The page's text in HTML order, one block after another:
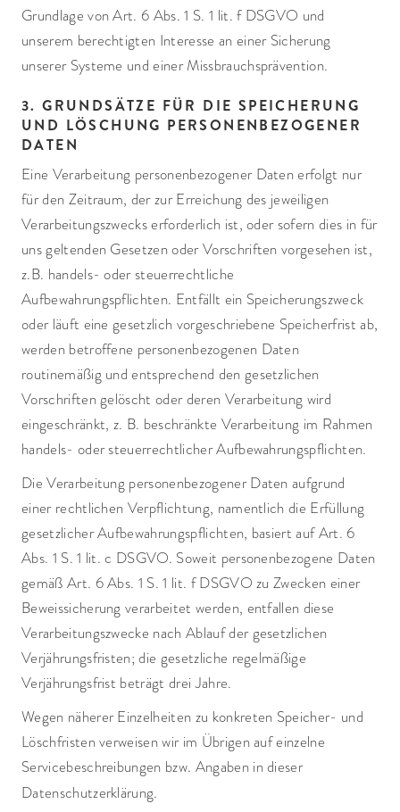
Grundlage von Art. 6 Abs. 1 S. 1 lit. f DSGVO und
unserem berechtigten Interesse an einer Sicherung
unserer Systeme und einer Missbrauchs­prävention.
3. GRUNDSÄTZE FÜR DIE SPEICHERUNG
UND LÖSCHUNG PERSONENBEZOGENER
DATEN
Eine Verarbeitung personenbezogener Daten erfolgt nur
für den Zeitraum, der zur Erreichung des jeweiligen
Verarbeitungszwecks erforderlich ist, oder sofern dies in für
uns geltenden Gesetzen oder Vorschriften vorgesehen ist,
z.B. handels- oder steuerrechtliche
Aufbewahrungspflichten. Entfällt ein Speicherungszweck
oder läuft eine gesetzlich vorgeschriebene Speicherfrist ab,
werden betroffene personenbezogenen Daten
routinemäßig und entsprechend den gesetzlichen
Vorschriften gelöscht oder deren Verarbeitung wird
eingeschränkt, z. B. beschränkte Verarbeitung im Rahmen
handels- oder steuerrechtlicher Aufbewahrungspflichten.
Die Verarbeitung personenbezogener Daten aufgrund
einer rechtlichen Verpflichtung, namentlich die Erfüllung
gesetzlicher Aufbewahrungspflichten, basiert auf Art. 6
Abs. 1 S. 1 lit. c DSGVO. Soweit personenbezogene Daten
gemäß Art. 6 Abs. 1 S. 1 lit. f DSGVO zu Zwecken einer
Beweissicherung verarbeitet werden, entfallen diese
Verarbeitungszwecke nach Ablauf der gesetzlichen
Verjährungsfristen; die gesetzliche regelmäßige
Verjährungsfrist beträgt drei Jahre.
Wegen näherer Einzelheiten zu konkreten Speicher- und
Löschfristen verweisen wir im Übrigen auf einzelne
Servicebeschreibungen bzw. Angaben in dieser
Datenschutzerklärung.